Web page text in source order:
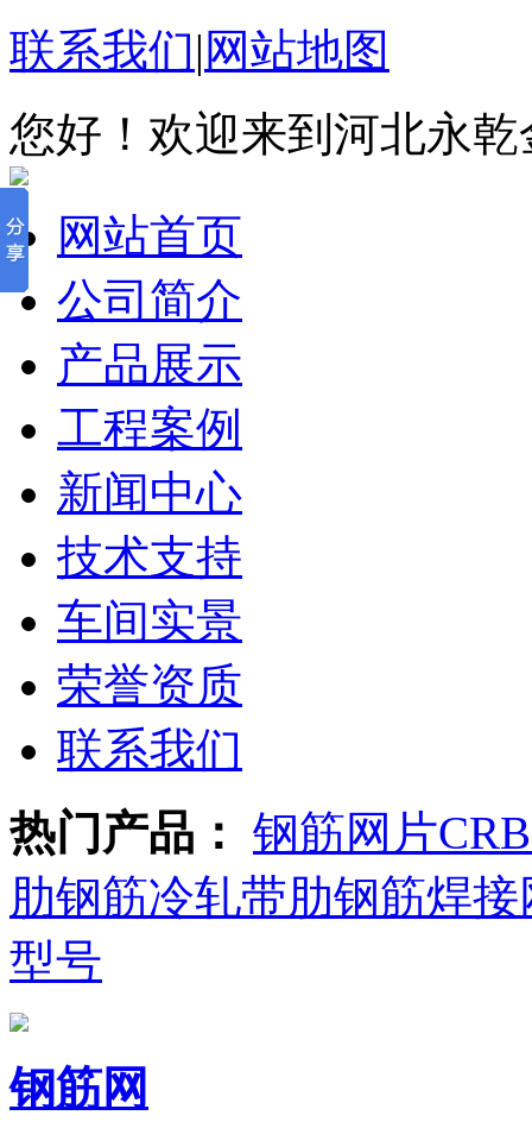
联系我们| 网站地图
您好！欢迎来到河北永
网站首页
公司简介
产品展示
工程案例
新闻中心
技术支持
车间实景
荣誉资质
联系我们
热门产品： 钢筋网片
肋钢筋冷轧带肋钢筋焊接
型号
钢筋网